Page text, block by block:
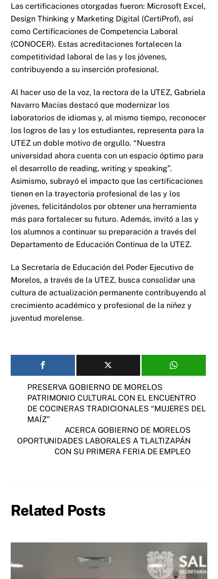
Las certificaciones otorgadas fueron: Microsoft Excel,
Design Thinking y Marketing Digital (CertiProf), así
como Certificaciones de Competencia Laboral
(CONOCER). Estas acreditaciones fortalecen la
competitividad laboral de las y los jóvenes,
contribuyendo a su inserción profesional.
Al hacer uso de la voz, la rectora de la UTEZ, Gabriela
Navarro Macías destacó que modernizar los
laboratorios de idiomas y, al mismo tiempo, reconocer
los logros de las y los estudiantes, representa para la
UTEZ un doble motivo de orgullo. “Nuestra
universidad ahora cuenta con un espacio óptimo para
el desarrollo de reading, writing y speaking”.
Asimismo, subrayó el impacto que las certificaciones
tienen en la trayectoria profesional de las y los
jóvenes, felicitándolos por obtener una herramienta
más para fortalecer su futuro. Además, invitó a las y
los alumnos a continuar su preparación a través del
Departamento de Educación Continua de la UTEZ.
La Secretaría de Educación del Poder Ejecutivo de
Morelos, a través de la UTEZ, busca consolidar una
cultura de actualización permanente contribuyendo al
crecimiento académico y profesional de la niñez y
juventud morelense.
PRESERVA GOBIERNO DE MORELOS
PATRIMONIO CULTURAL CON EL ENCUENTRO
DE COCINERAS TRADICIONALES “MUJERES DEL
MAÍZ”
ACERCA GOBIERNO DE MORELOS
OPORTUNIDADES LABORALES A TLALTIZAPÁN
CON SU PRIMERA FERIA DE EMPLEO
Related Posts